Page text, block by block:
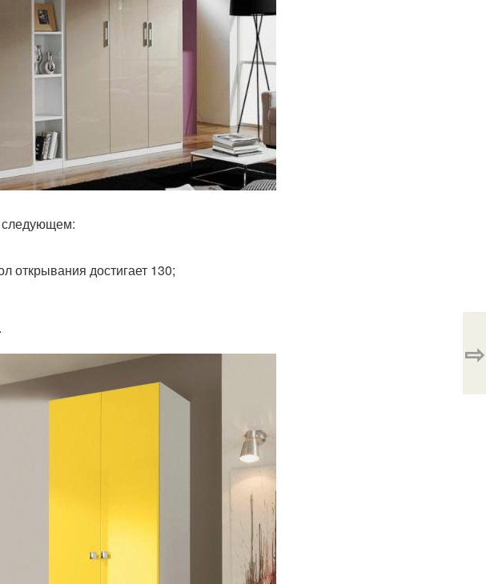
следующем:
открывания достигает 130;
⇨